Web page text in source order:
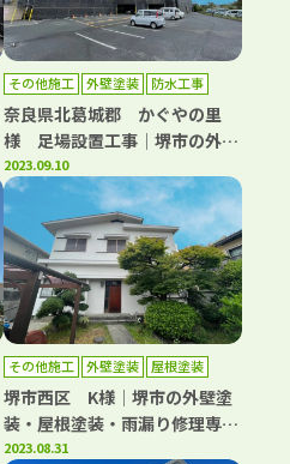
その他施工 外壁塗装 防水工事
奈良県北葛城郡 かぐやの里
様 足場設置工事│堺市の外壁
塗装・屋根塗装・雨漏り修理専
門店 千成工務店
2023.09.10
その他施工 外壁塗装
屋根塗装
防水工事
堺市西区 K様│堺市の外壁塗
装・屋根塗装・雨漏り修理専門
店 千成工務店
2023.08.31